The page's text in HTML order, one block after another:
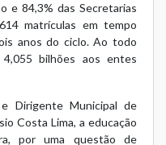
e 84,3% das Secretarias
matrículas em tempo
anos do ciclo. Ao todo
bilhões aos entes
Dirigente Municipal de
Costa Lima, a educação
por uma questão de